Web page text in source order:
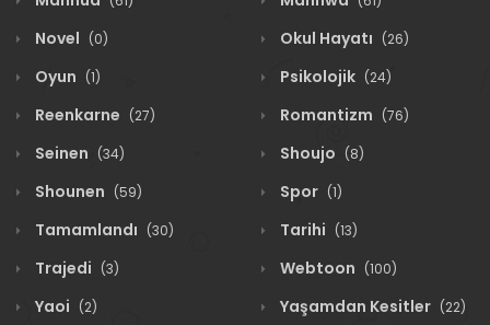
Novel (0) Okul Hayatı (26)
Oyun (1) Psikolojik (24)
Reenkarne (27) Romantizm (76)
Seinen (34) Shoujo (8)
Shounen (59) Spor (1)
Tamamlandı (30) Tarihi (13)
Trajedi (3) Webtoon (100)
Yaoi (2) Yaşamdan Kesitler (22)